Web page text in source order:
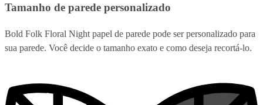
Tamanho de parede personalizado
Bold Folk Floral Night papel de parede pode ser personalizado para
sua parede. Você decide o tamanho exato e como deseja recortá-lo.